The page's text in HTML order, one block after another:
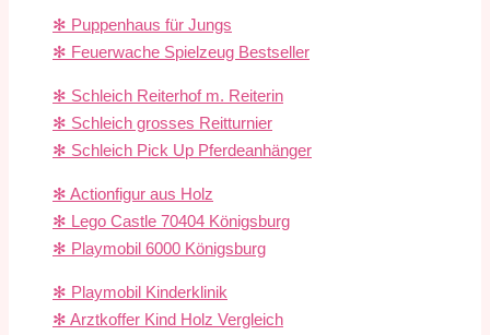
✻ Puppenhaus für Jungs
✻ Feuerwache Spielzeug Bestseller
✻ Schleich Reiterhof m. Reiterin
✻ Schleich grosses Reitturnier
✻ Schleich Pick Up Pferdeanhänger
✻ Actionfigur aus Holz
✻ Lego Castle 70404 Königsburg
✻ Playmobil 6000 Königsburg
✻ Playmobil Kinderklinik
✻ Arztkoffer Kind Holz Vergleich